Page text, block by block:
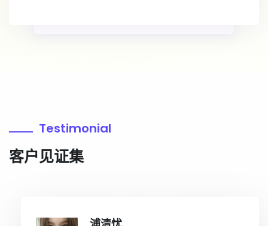
Testimonial
客户见证集